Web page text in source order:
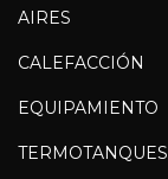
AIRES
CALEFACCIÓN
EQUIPAMIENTO
TERMOTANQUES